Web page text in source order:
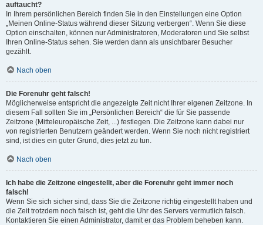
auftaucht?
In Ihrem persönlichen Bereich finden Sie in den Einstellungen eine Option
„Meinen Online-Status während dieser Sitzung verbergen“. Wenn Sie diese
Option einschalten, können nur Administratoren, Moderatoren und Sie selbst
Ihren Online-Status sehen. Sie werden dann als unsichtbarer Besucher
gezählt.
Nach oben
Die Forenuhr geht falsch!
Möglicherweise entspricht die angezeigte Zeit nicht Ihrer eigenen Zeitzone. In
diesem Fall sollten Sie im „Persönlichen Bereich“ die für Sie passende
Zeitzone (Mitteleuropäische Zeit, ...) festlegen. Die Zeitzone kann dabei nur
von registrierten Benutzern geändert werden. Wenn Sie noch nicht registriert
sind, ist dies ein guter Grund, dies jetzt zu tun.
Nach oben
Ich habe die Zeitzone eingestellt, aber die Forenuhr geht immer noch
falsch!
Wenn Sie sich sicher sind, dass Sie die Zeitzone richtig eingestellt haben und
die Zeit trotzdem noch falsch ist, geht die Uhr des Servers vermutlich falsch.
Kontaktieren Sie einen Administrator, damit er das Problem beheben kann.